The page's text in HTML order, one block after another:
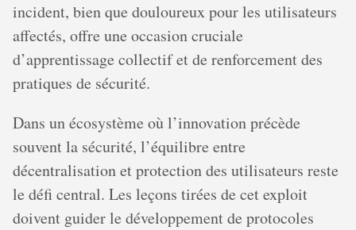
incident, bien que douloureux pour les utilisateurs
affectés, offre une occasion cruciale
d’apprentissage collectif et de renforcement des
pratiques de sécurité.
Dans un écosystème où l’innovation précède
souvent la sécurité, l’équilibre entre
décentralisation et protection des utilisateurs reste
le défi central. Les leçons tirées de cet exploit
doivent guider le développement de protocoles